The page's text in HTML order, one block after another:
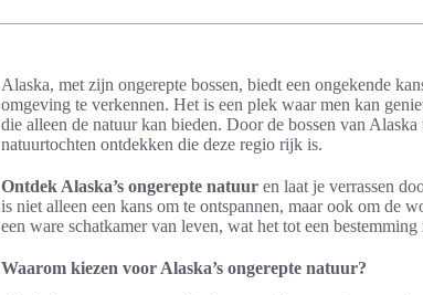
Alaska, met zijn ongerepte bossen, biedt een ongekende
omgeving te verkennen. Het is een plek waar men kan
die alleen de natuur kan bieden. Door de bossen van
natuurtochten ontdekken die deze regio rijk is.
Ontdek Alaska’s ongerepte natuur en laat je verrassen
is niet alleen een kans om te ontspannen, maar ook om de
een ware schatkamer van leven, wat het tot een
Waarom kiezen voor Alaska’s ongerepte natuur?